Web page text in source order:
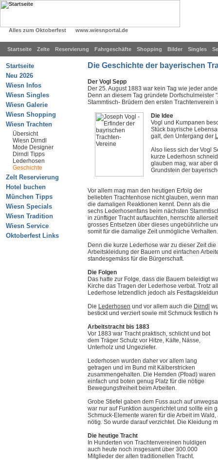
Alles zum Oktoberfest www.wiesnportal.de
Startseite Zelte Reservierung Fahrgeschäfte Shopping Bilder Singles
Startseite
Neu 2026
Wiesn Infos
Wiesn Singles
Wiesn Galerie
Wiesn Shopping
Wiesn Trachten
Übersicht
Wiesn Dirndl
Mode Designer
Dirndl Tipps
Lederhosen
Geschichte
Zelt Reservierung
Hotel buchen
München Tipps
Wiesn Specials
Wiesn Tradition
Wiesn Service
Oktoberfest Links
Die Geschichte der bayerischen
Der Vogl Sepp
Der 25. August 1883 war kein Tag wie jeder
Denn an diesem Tag gründete Dorfschulmeister
Stammtisch- Brüdern den ersten Trachtenverein
Die Idee
Vogl und Kumpanen
Stück bayrische
galt, den Untergang der
Also liess sich der Vogl
kurze Lederhosn
glauben mag, war aber
Grundstein der
Vor allem mag man den heutigen Erfolg der
beliebten Trachtenhose nicht glauben, wenn man
die damaligen Reaktionen kennt. Denn als die
sechs Lederhosenfans beim nächsten
in zünftiger Tracht auftauchten, herrschte
grosses Entsetzen über dieses ungebührliche
somit für die damalige Zeit unmögliche Verhalten.
Denn die kurze Lederhose war zu dieser Zeit die
Arbeitskleidung der Bauern und einfachen
standesgemäss für die Bürgerschaft.
Die Folgen
Das hatte zur Folge, dass die Bauern beleidigt
Kirche das Tragen der Lederhose verbat. Trotz
Lederhose letzendlich jedoch als
Die Lederhosen und vor allem auch die Dirndl
bestickt und verziert sowie mit Schmuck festlich
Arbeitstracht bis 1883
Vor 1883 war Tracht praktisch, schlicht und bot
dem Träger Schutz vor Hitze, Kälte, Nässe,
Unterholz und Ungeziefer.
Lederhosen wurden daher vor allem lang
getragen und im Bund mit Kälberstricken
zusammengehalten. Die Hemden (Pfoad) waren
einfach und boten genug Platz für die nötige
Bewegungsfreiheit beim Arbeiten.
Grobe Stiefel gaben dem Fuss auch auf
war nur auf Funktion ausgerichtet und sollte ein
Schmuck-Elemente waren für die Arbeit im
nötig. So wurde darauf verzichtet. Die Kleidung
Die heutige Tracht
In Hunderten von Trachtenvereinen huldigen
auch heute noch insgesamt über 300.000
Mitglieder der alten traditionellen Tracht.